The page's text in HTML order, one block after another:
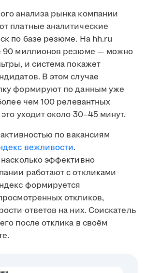
анализа рынка компании
платные аналитические
по базе резюме. На hh.ru
90 миллионов резюме — можно
и система покажет
В этом случае
формируют по данным уже
чем 100 релевантных
уходит около 30–45 минут.
по вакансиям
вежливости.
эффективно
работают с откликами
формируется
откликов,
ответов на них. Соискатель
после отклика в своём